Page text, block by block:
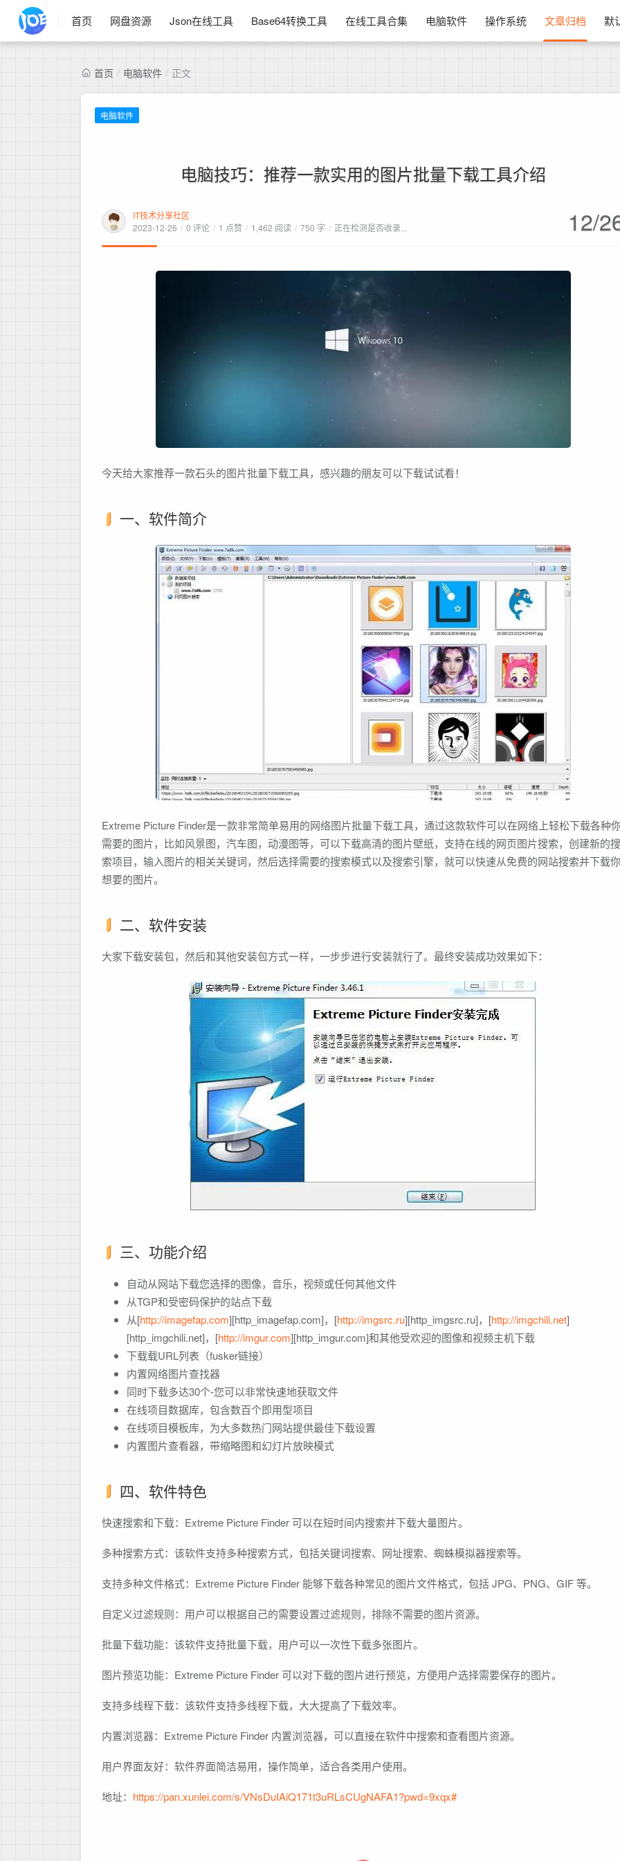
首页 网盘资源 Json在线工具 Base64转换工具 在线工具合集 电脑软件 操作系统 文章归档 默
首页 / 电脑软件 / 正文
电脑软件
电脑技巧：推荐一款实用的图片批量下载工具介绍
IT技术分享社区
2023-12-26 / 0 评论 / 1 点赞 / 1,462 阅读 / 750 字 / 正在检测是否收录... 12/
今天给大家推荐一款石头的图片批量下载工具，感兴趣的朋友可以下载试试看！
一、软件简介
Extreme Picture Finder是一款非常简单易用的网络图片批量下载工具，通过这款软件可以在网络上轻松下载各种
需要的图片，比如风景图，汽车图，动漫图等，可以下载高清的图片壁纸，支持在线的网页图片搜索，创建新的搜
索项目，输入图片的相关关键词，然后选择需要的搜索模式以及搜索引擎，就可以快速从免费的网站搜索并下载你
想要的图片。
二、软件安装
大家下载安装包，然后和其他安装包方式一样，一步步进行安装就行了。最终安装成功效果如下：
三、功能介绍
自动从网站下载您选择的图像，音乐，视频或任何其他文件
从TGP和受密码保护的站点下载
从[http://imagefap.com][http_imagefap.com]，[http://imgsrc.ru][http_imgsrc.ru]，[http://imgchili.net]
[http_imgchili.net]，[http://imgur.com][http_imgur.com]和其他受欢迎的图像和视频主机下载
下载载URL列表（fusker链接）
内置网络图片查找器
同时下载多达30个-您可以非常快速地获取文件
在线项目数据库，包含数百个即用型项目
在线项目模板库，为大多数热门网站提供最佳下载设置
内置图片查看器，带缩略图和幻灯片放映模式
四、软件特色
快速搜索和下载：Extreme Picture Finder 可以在短时间内搜索并下载大量图片。
多种搜索方式：该软件支持多种搜索方式，包括关键词搜索、网址搜索、蜘蛛模拟器搜索等。
支持多种文件格式：Extreme Picture Finder 能够下载各种常见的图片文件格式，包括 JPG、PNG、GIF 等。
自定义过滤规则：用户可以根据自己的需要设置过滤规则，排除不需要的图片资源。
批量下载功能：该软件支持批量下载，用户可以一次性下载多张图片。
图片预览功能：Extreme Picture Finder 可以对下载的图片进行预览，方便用户选择需要保存的图片。
支持多线程下载：该软件支持多线程下载，大大提高了下载效率。
内置浏览器：Extreme Picture Finder 内置浏览器，可以直接在软件中搜索和查看图片资源。
用户界面友好：软件界面简洁易用，操作简单，适合各类用户使用。
地址： https://pan.xunlei.com/s/VNsDuIAiQ171t3uRLsCUgNAFA1?pwd=9xqx#